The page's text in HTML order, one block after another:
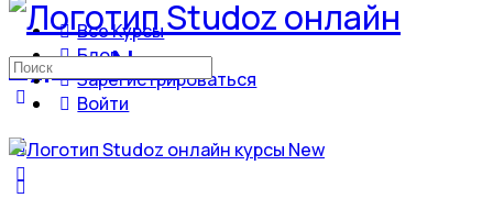
Все Курсы
Блог
Зарегистрироваться
Войти
Искать: